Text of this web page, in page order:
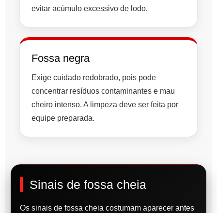
evitar acúmulo excessivo de lodo.
Fossa negra
Exige cuidado redobrado, pois pode
concentrar resíduos contaminantes e mau
cheiro intenso. A limpeza deve ser feita por
equipe preparada.
Sinais de fossa cheia
Os sinais de fossa cheia costumam aparecer antes